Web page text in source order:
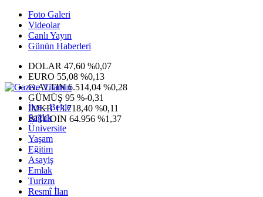
Foto Galeri
Videolar
Canlı Yayın
Günün Haberleri
DOLAR 47,60 %0,07
EURO 55,08 %0,13
G.ALTIN6.514,04 %0,28
GÜMÜŞ 95 %-0,31
IMKB13.718,40 %0,11
BITCOIN 64.956 %1,37
İlçe - Belde
Sağlık
Üniversite
Yaşam
Eğitim
Asayiş
Emlak
Turizm
Resmî İlan